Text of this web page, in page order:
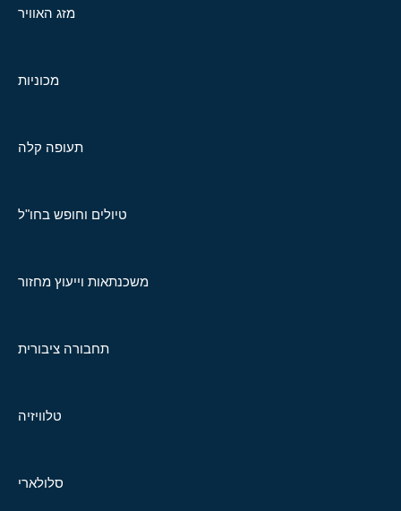
מזג האוויר
מכוניות
תעופה קלה
טיולים וחופש בחו"ל
משכנתאות וייעוץ מחזור
תחבורה ציבורית
טלוויזיה
סלולארי